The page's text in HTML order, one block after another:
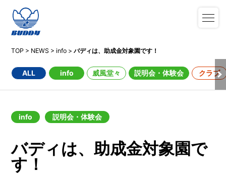
TOP > NEWS >info >バディは、助成金対象園です！
ALL info 威風堂々 説明会・体験会 クラブ
info 説明会・体験会
バディは、助成金対象園で
す！